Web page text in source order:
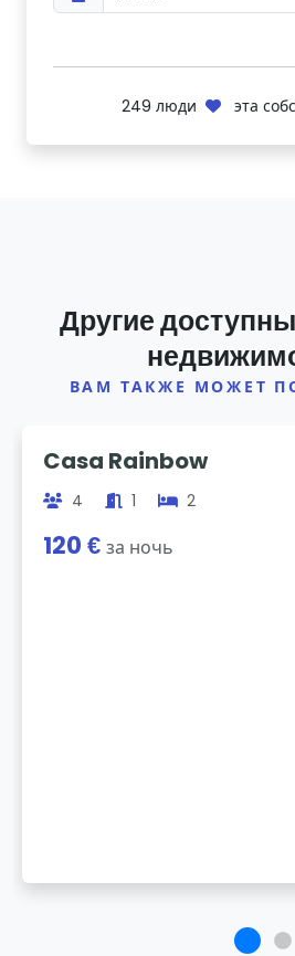
249 люди эта
Другие
ВАМ ТАКЖЕ МОЖЕТ
Casa Rainbow
4 1 2
120 €за ночь